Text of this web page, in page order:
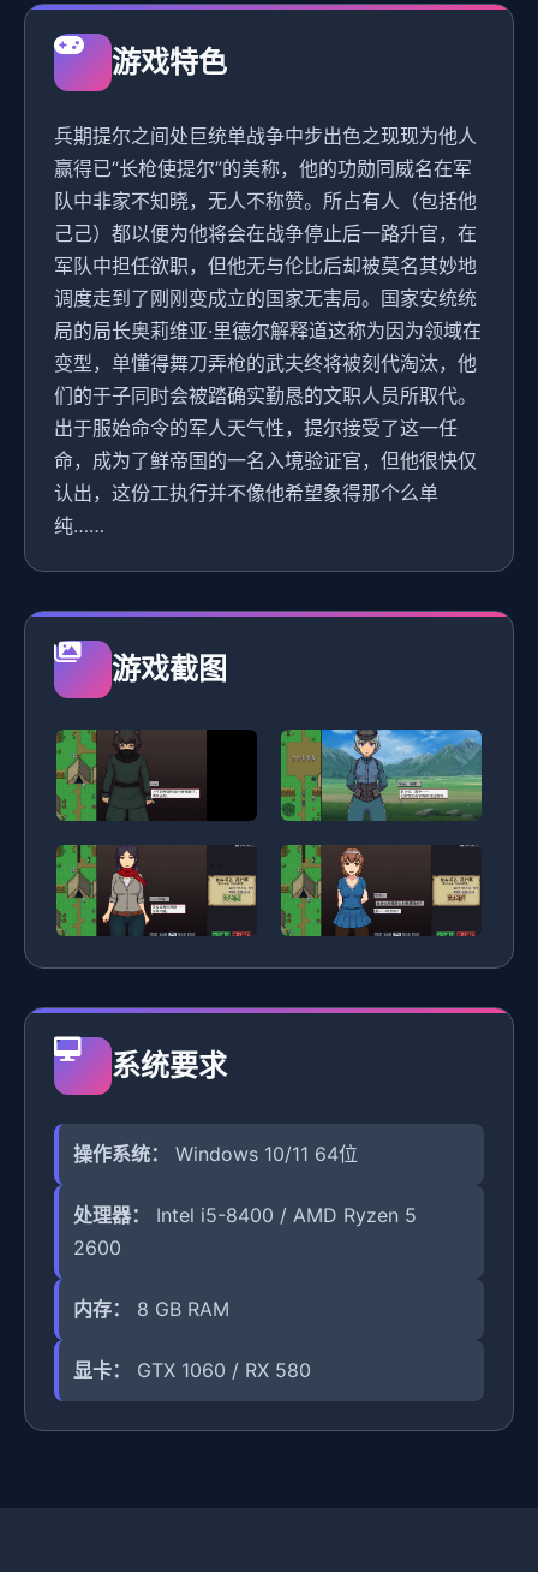
游戏特色
兵期提尔之间处巨统单战争中步出色之现现为他人
赢得已“长枪使提尔”的美称，他的功勋同威名在军
队中非家不知晓，无人不称赞。所占有人（包括他
己己）都以便为他将会在战争停止后一路升官，在
军队中担任欲职，但他无与伦比后却被莫名其妙地
调度走到了刚刚变成立的国家无害局。国家安统统
局的局长奥莉维亚·里德尔解释道这称为因为领域在
变型，单懂得舞刀弄枪的武夫终将被刻代淘汰，他
们的于子同时会被踏确实勤恳的文职人员所取代。
出于服始命令的军人天气性，提尔接受了这一任
命，成为了鲜帝国的一名入境验证官，但他很快仅
认出，这份工执行并不像他希望象得那个么单
纯……
游戏截图
系统要求
操作系统： Windows 10/11 64位
处理器：
Intel i5-8400 / AMD Ryzen 5
2600
内存： 8 GB RAM
显卡： GTX 1060 / RX 580